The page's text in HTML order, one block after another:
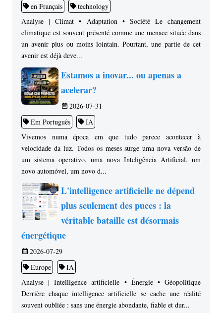
en Français
technology
Analyse | Climat • Adaptation • Société Le changement
climatique est souvent présenté comme une menace située dans
un avenir plus ou moins lointain. Pourtant, une partie de cet
avenir est déjà deve...
Estamos a inovar... ou apenas a
acelerar?
2026-07-31
Em Português
IA
Vivemos numa época em que tudo parece acontecer à
velocidade da luz. Todos os meses surge uma nova versão de
um sistema operativo, uma nova Inteligência Artificial, um
novo automóvel, um novo d...
L'intelligence artificielle ne dépend
plus seulement des puces : la
véritable bataille est désormais
énergétique
2026-07-29
Europe
IA
Analyse | Intelligence artificielle • Énergie • Géopolitique
Derrière chaque intelligence artificielle se cache une réalité
souvent oubliée : sans une énergie abondante, fiable et dur...